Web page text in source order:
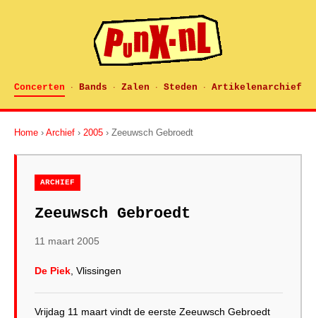
Concerten · Bands · Zalen · Steden · Artikelenarchief
Home › Archief › 2005 › Zeeuwsch Gebroedt
ARCHIEF
Zeeuwsch Gebroedt
11 maart 2005
De Piek , Vlissingen
Vrijdag 11 maart vindt de eerste Zeeuwsch Gebroedt